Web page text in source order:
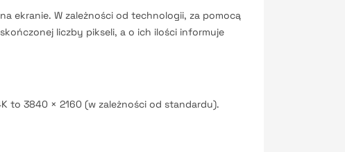
ekranie. W zależności od technologii, za pomocą
liczby pikseli, a o ich ilości informuje
to 3840 × 2160 (w zależności od standardu).